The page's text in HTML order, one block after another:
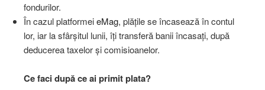
fondurilor.
În cazul platformeieMag, plățile se încasează în contul
lor, iar la sfârșitul lunii, îți transferă banii încasați, după
deducerea taxelor și comisioanelor.
Ce faci după ce ai primit plata?